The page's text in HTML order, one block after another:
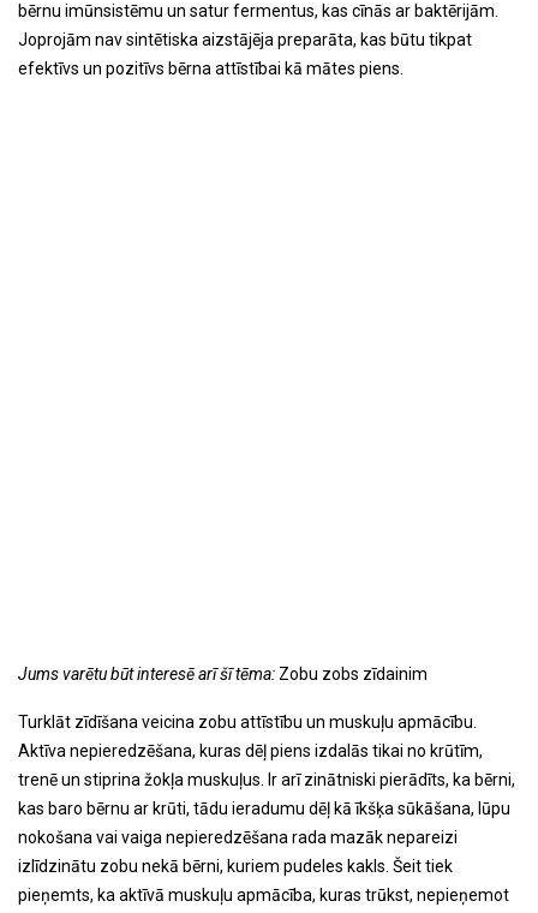
bērnu imūnsistēmu un satur fermentus, kas cīnās ar baktērijām.
Joprojām nav sintētiska aizstājēja preparāta, kas būtu tikpat
efektīvs un pozitīvs bērna attīstībai kā mātes piens.
Jums varētu būt interesē arī šī tēma: Zobu zobs zīdainim
Turklāt zīdīšana veicina zobu attīstību un muskuļu apmācību.
Aktīva nepieredzēšana, kuras dēļ piens izdalās tikai no krūtīm,
trenē un stiprina žokļa muskuļus. Ir arī zinātniski pierādīts, ka bērni,
kas baro bērnu ar krūti, tādu ieradumu dēļ kā īkšķa sūkāšana, lūpu
nokošana vai vaiga nepieredzēšana rada mazāk nepareizi
izlīdzinātu zobu nekā bērni, kuriem pudeles kakls. Šeit tiek
pieņemts, ka aktīvā muskuļu apmācība, kuras trūkst, nepieņemot